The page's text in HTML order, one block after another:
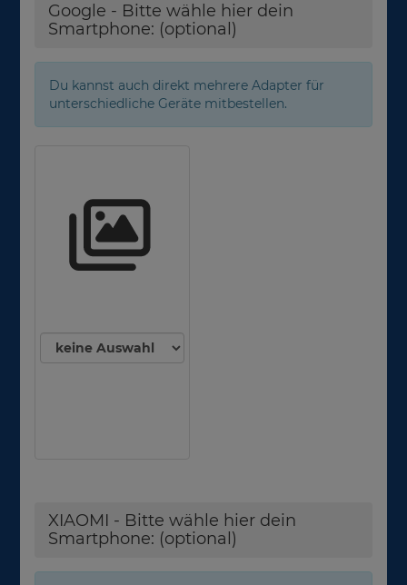
Google - Bitte wähle hier dein
Smartphone: (optional)
Du kannst auch direkt mehrere Adapter für
unterschiedliche Geräte mitbestellen.
XIAOMI - Bitte wähle hier dein
Smartphone: (optional)